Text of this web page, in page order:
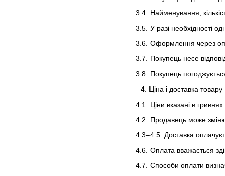
3.4. Найменування,
3.5. У разі необхідності
3.6. Оформлення через
3.7. Покупець несе
3.8. Покупець
Ціна і доставка товару
4.1. Ціни вказані в
4.2. Продавець може
4.3–4.5. Доставка
4.6. Оплата вважається
4.7. Способи оплати